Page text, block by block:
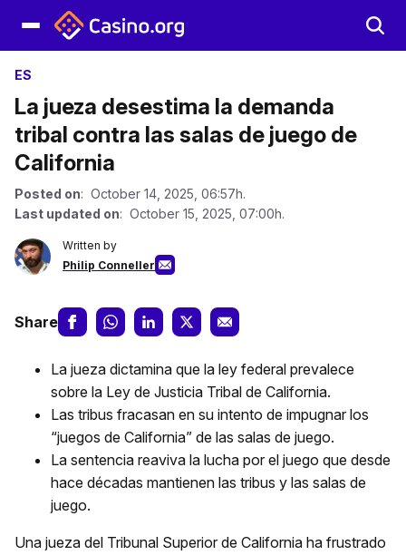
ES
La jueza desestima la demanda
tribal contra las salas de juego de
California
Posted on: October 14, 2025, 06:57h.
Last updated on: October 15, 2025, 07:00h.
Written by
Philip Conneller
Share
La jueza dictamina que la ley federal prevalece
sobre la Ley de Justicia Tribal de California.
Las tribus fracasan en su intento de impugnar los
“juegos de California” de las salas de juego.
La sentencia reaviva la lucha por el juego que desde
hace décadas mantienen las tribus y las salas de
juego.
Una jueza del Tribunal Superior de California ha frustrado